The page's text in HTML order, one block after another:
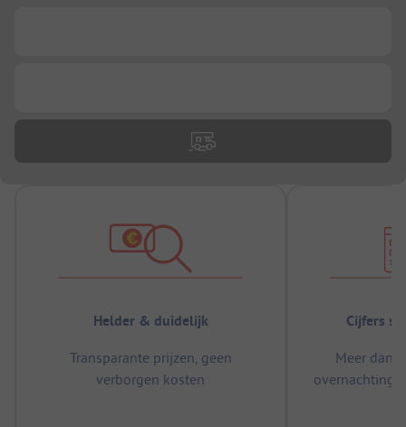
Helder & duidelijk
Transparante prijzen, geen
verborgen kosten
Cijfers
Meer dan